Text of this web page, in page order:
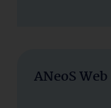
ANeoS Web